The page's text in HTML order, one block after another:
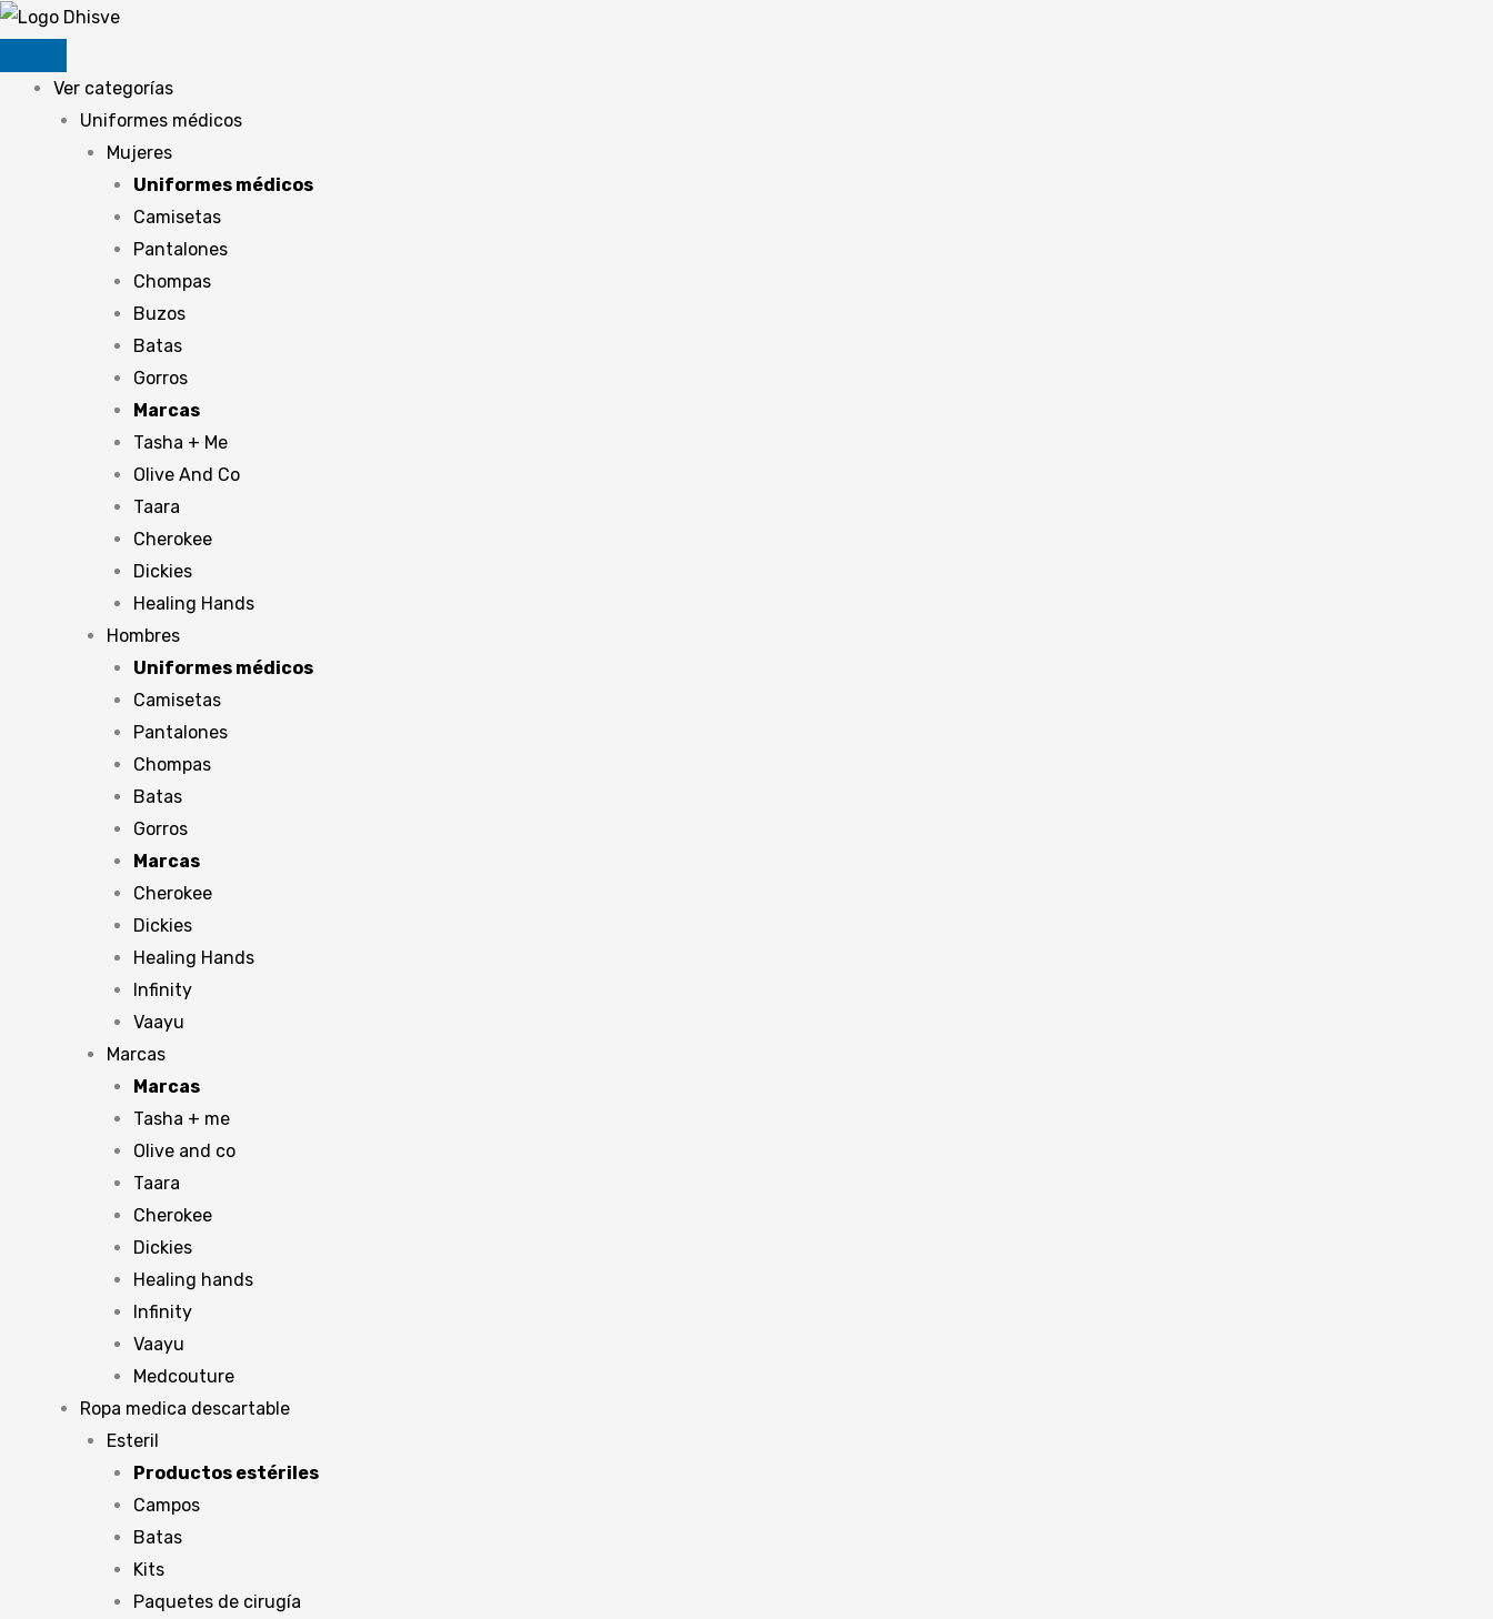
Ir
contenidoVer categorías
Uniformes médicos
Mujeres
Uniformes médicos
Camisetas
Pantalones
Chompas
Buzos
Batas
Gorros
Marcas
Tasha + Me
Olive And Co
Taara
Cherokee
Dickies
Healing Hands
Hombres
Uniformes médicos
Camisetas
Pantalones
Chompas
Batas
Gorros
Marcas
Cherokee
Dickies
Healing Hands
Infinity
Vaayu
Marcas
Marcas
Tasha + me
Olive and co
Taara
Cherokee
Dickies
Healing hands
Infinity
Vaayu
Medcouture
Ropa medica descartable
Esteril
Productos estériles
Campos
Batas
Kits
Paquetes de cirugía